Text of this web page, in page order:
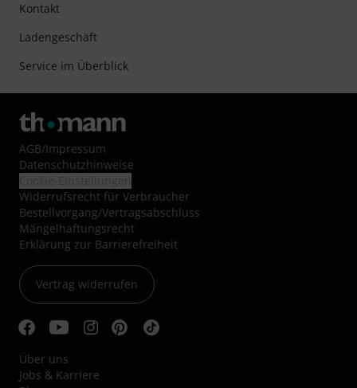
Kontakt
Ladengeschäft
Service im Überblick
AGB/Impressum
Datenschutzhinweise
Widerrufsrecht für Verbraucher
Bestellvorgang/Vertragsabschluss
Mängelhaftungsrecht
Erklärung zur Barrierefreiheit
Vertrag widerrufen
Über uns
Jobs & Karriere